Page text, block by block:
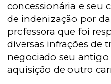
concessionária e seu
de indenização por
professora que foi
diversas infrações de
negociado seu antigo
aquisição de outro